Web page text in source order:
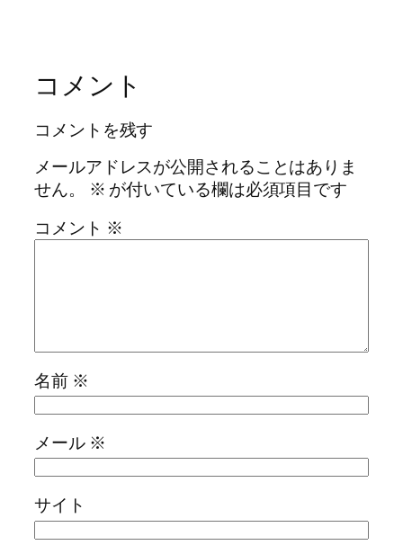
コメント
コメントを残す
メールアドレスが公開されることはありま
せん。
※ が付いている欄は必須項目です
コメント ※
名前 ※
メール ※
サイト